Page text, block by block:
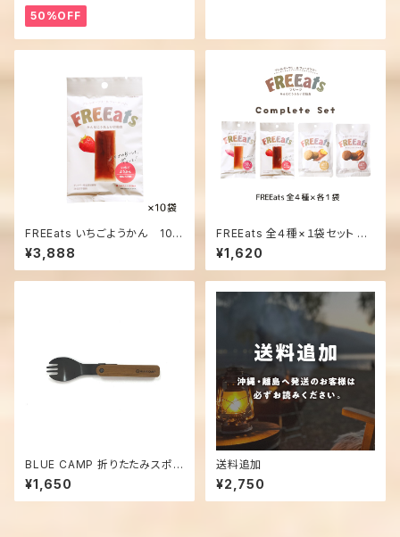
50%OFF
FREEats いちごようかん 10
袋
¥3,888
FREEats 全４種×１袋セット 米
粉クッキー(やきいも・チョコ),よ
うかん(さつまいも・いちご) 各１
袋入
¥1,620
BLUE CAMP 折りたたみスポ
ーク (ブラック)
¥1,650
送料追加
¥2,750